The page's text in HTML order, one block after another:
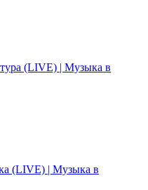
(LIVE) | Музыка в
(LIVE) | Музыка в